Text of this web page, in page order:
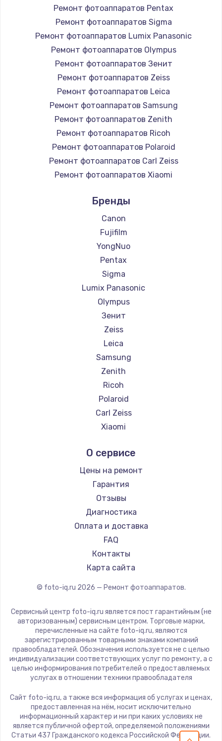
Ремонт фотоаппаратов Pentax
Ремонт фотоаппаратов Sigma
Ремонт фотоаппаратов Lumix Panasonic
Ремонт фотоаппаратов Olympus
Ремонт фотоаппаратов Зенит
Ремонт фотоаппаратов Zeiss
Ремонт фотоаппаратов Leica
Ремонт фотоаппаратов Samsung
Ремонт фотоаппаратов Zenith
Ремонт фотоаппаратов Ricoh
Ремонт фотоаппаратов Polaroid
Ремонт фотоаппаратов Carl Zeiss
Ремонт фотоаппаратов Xiaomi
Ремонт фотоаппаратов Kodak
Ремонт фотоаппаратов Blackmagic
Бренды
Canon
Fujifilm
YongNuo
Pentax
Sigma
Lumix Panasonic
Olympus
Зенит
Zeiss
Leica
Samsung
Zenith
Ricoh
Polaroid
Carl Zeiss
Xiaomi
Kodak
Blackmagic
О сервисе
Цены на ремонт
Гарантия
Отзывы
Диагностика
Оплата и доставка
FAQ
Контакты
Карта сайта
© foto-iq.ru 2026 — Ремонт фотоаппаратов.
Сервисный центр foto-iq.ru является пост гарантийным (не
авторизованным) сервисным центром. Торговые марки,
перечисленные на сайте foto-iq.ru, являются
зарегистрированным товарными знаками компаний
правообладателей. Обозначения используется не с целью
индивидуализации соответствующих услуг по ремонту, а с
целью информирования потребителей о предоставляемых
услугах в отношении техники правообладателя
Сайт foto-iq.ru, а также вся информация об услугах и ценах,
предоставленная на нём, носит исключительно
информационный характер и ни при каких условиях не
является публичной офертой, определяемой положениями
Статьи 437 Гражданского кодекса Российской Федерации.